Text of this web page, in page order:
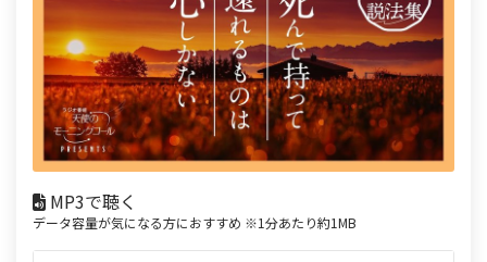
MP3で聴く
データ容量が気になる方におすすめ ※1分あたり約1MB